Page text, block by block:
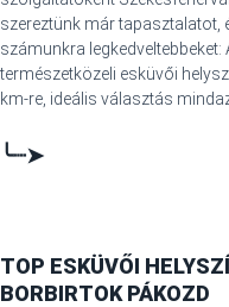
szereztünk már tapasztalatot,
számunkra
természetközeli esküvői
km-re, ideális választás
╰┈➤
TOP ESKÜVŐI
BORBIRTOK PÁKOZD